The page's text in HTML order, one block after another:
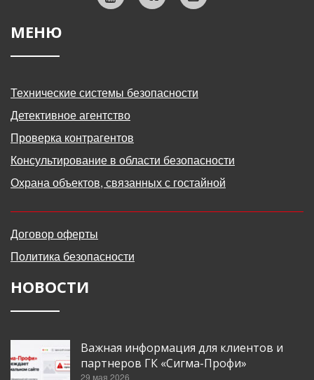
МЕНЮ
Технические системы безопасности
Детективное агентство
Проверка контрагентов
Консультирование в области безопасности
Охрана объектов, связанных с гостайной
Договор оферты
Политика безопасности
НОВОСТИ
Важная информация для клиентов и
партнеров ГК «Сигма-Профи»
29 мая 2026